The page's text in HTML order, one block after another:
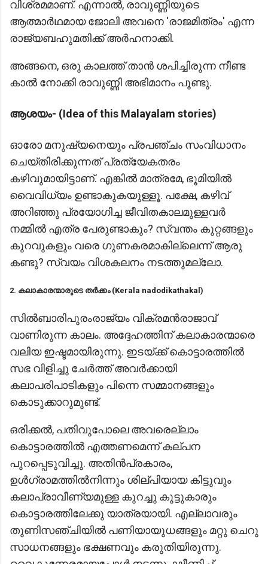
വിശ്രമമാണ്. എന്നാൽ, രാവുണ്ണിയുടെ
ആത്മാർഥമായ ജോലി അവനെ 'രാജമിത്രം' എന്ന
രാജ്യബഹുമതിക്ക് അർഹനാക്കി.
അങ്ങനെ, ഒരു കാലത്ത് താൻ ശപിച്ചിരുന്ന നീണ്ട
കാൽ നോക്കി രാവുണ്ണി അഭിമാനം പൂണ്ടു.
ആശയം- (Idea of this Malayalam stories)
ഓരോ മനുഷ്യനെയും പ്രപഞ്ചം സംവിധാനം
ചെയ്തിരിക്കുന്നത് പ്രത്യേകതരം
കഴിവുമായിട്ടാണ്. എങ്കിൽ മാത്രമേ, ഭൂമിയിൽ
വൈവിധ്യം ഉണ്ടാകുകയുള്ളൂ. പക്ഷേ, കഴിവ്
അറിഞ്ഞു പ്രയോഗിച്ച ജീവിതകാലമുള്ളവർ
നമ്മിൽ എത്ര പേരുണ്ടാകും? സ്വന്തം കുറ്റങ്ങളും
കുറവുകളും വരെ ഗുണകരമാകില്ലെന്ന് ആരു
കണ്ടു? സ്വയം വിശകലനം നടത്തുമല്ലോ.
2. കലാകാരന്മാരുടെ തര്‍ക്കം (Kerala nadodikathakal)
സിൽബാരിപുരംരാജ്യം വിക്രമൻരാജാവ്
വാണിരുന്ന കാലം. അദ്ദേഹത്തിന് കലാകാരന്മാരെ
വലിയ ഇഷ്ടമായിരുന്നു. ഇടയ്ക്ക് കൊട്ടാരത്തിൽ
സഭ വിളിച്ചു ചേർത്ത് അവർക്കായി
കലാപരിപാടികളും പിന്നെ സമ്മാനങ്ങളും
കൊടുക്കാറുമുണ്ട്.
ഒരിക്കൽ, പതിവുപോലെ അവരെല്ലാം
കൊട്ടാരത്തിൽ എത്തണമെന്ന് കല്പന
പുറപ്പെടുവിച്ചു. അതിൻപ്രകാരം,
ഉൾഗ്രാമത്തിൽനിന്നും ശില്പിയായ കിട്ടുവും
കലാപ്രാവീണ്യമുള്ള കുറച്ചു കൂട്ടുകാരും
കൊട്ടാരത്തിലേക്കു യാത്രയായി. എല്ലാവരും
തുണിസഞ്ചിയിൽ പണിയായുധങ്ങളും മറ്റു ചെറു
സാധനങ്ങളും ഭക്ഷണവും കരുതിയിരുന്നു.